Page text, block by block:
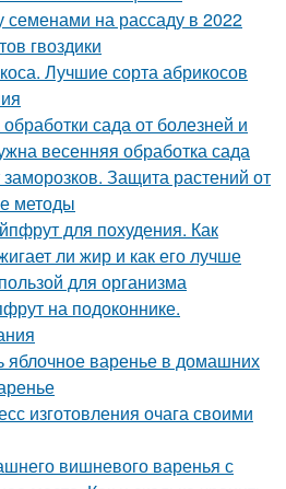
семенами на рассаду в 2022
гвоздики
Лучшие сорта абрикосов
сада от болезней и
весенняя обработка сада
Защита растений от
методы
для похудения. Как
ли жир и как его лучше
для организма
на подоконнике.
яблочное варенье в домашних
изготовления очага своими
вишневого варенья с